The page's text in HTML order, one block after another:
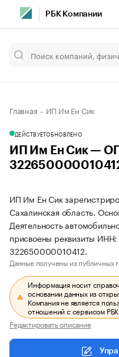
РБК Компании
Главная ИП Им Ен Сик
ДЕЙСТВУЕТОБНОВЛЕНО
ИП Им Ен Сик —
ИП Им Ен Сик
Сахалинская область.
Деятельность
присвоены реквизиты
322650000010412.
Данные получены из публичных
Информация носит
основании данных из
Компания не является
отношений с сервисом
Редактировать описание